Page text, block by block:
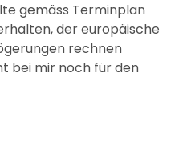
gemäss Terminplan
der europäische
rechnen
bei mir noch für den